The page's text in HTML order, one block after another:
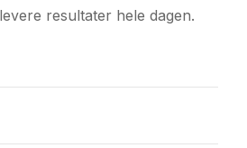
resultater hele dagen.